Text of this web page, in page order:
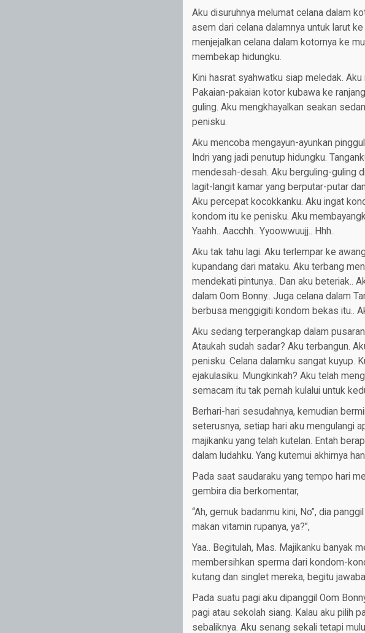
Aku disuruhnya melumat celana dalam
asem dari celana dalamnya untuk larut
menjejalkan celana dalam kotornya ke
membekap hidungku.
Kini hasrat syahwatku siap meledak.
Pakaian-pakaian kotor kubawa ke
guling. Aku mengkhayalkan seakan
penisku.
Aku mencoba mengayun-ayunkan
Indri yang jadi penutup hidungku.
mendesah-desah. Aku berguling-guling
lagit-langit kamar yang berputar-putar
Aku percepat kocokkanku. Aku ingat
kondom itu ke penisku. Aku
Yaahh.. Aacchh.. Yyoowwuujj.. Hhh..
Aku tak tahu lagi. Aku terlempar ke
kupandang dari mataku. Aku terbang
mendekati pintunya.. Dan aku beteriak..
dalam Oom Bonny.. Juga celana dalam
berbusa menggigiti kondom bekas itu..
Aku sedang terperangkap dalam
Ataukah sudah sadar? Aku terbangun.
penisku. Celana dalamku sangat kuyup.
ejakulasiku. Mungkinkah? Aku telah
semacam itu tak pernah kulalui untuk
Berhari-hari sesudahnya, kemudian
seterusnya, setiap hari aku mengulangi
majikanku yang telah kutelan. Entah
dalam ludahku. Yang kutemui akhirnya
Pada saat saudaraku yang tempo hari
gembira dia berkomentar,
“Ah, gemuk badanmu kini, No”, dia
makan vitamin rupanya, ya?”,
Yaa.. Begitulah, Mas. Majikanku banyak
membersihkan sperma dari kondom-
kutang dan singlet mereka, begitu
Pada suatu pagi aku dipanggil Oom
pagi atau sekolah siang. Kalau aku pilih
sebaliknya. Aku senang sekali tetapi